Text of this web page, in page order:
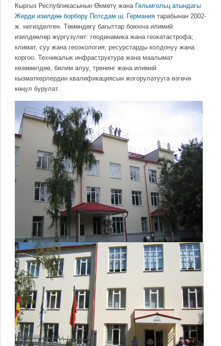
Кыргыз Республикасынын Ѳкмѳтү жана Гельмгольц атындагы
Жерди изилдѳѳ борбору Потсдам ш. Германия тарабынан 2002-
ж. негизделген. Тѳмѳндѳгү багыттар боюнча илимий
изилдѳѳлѳр жүргүзүлѳт: геодинамика жана геокатастрофа;
климат, суу жана геоэкология; ресурстарды колдонуу жана
коргоо. Техникалык инфраструктура жана маалымат
кѳзѳмѳлдѳѳ, билим алуу, тренинг жана илимий
кызматкерлердин квалификациясын жогорулатууга ѳзгѳчѳ
кѳӊүл бурулат.